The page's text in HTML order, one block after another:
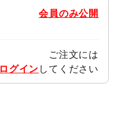
会員のみ公開
ご注文には
ログインしてください